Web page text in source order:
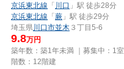
京浜東北線 「 川口 」駅 徒歩28分
京浜東北線 「 蕨 」駅 徒歩29分
埼玉県川口市並木 ３丁目5-6
9.8万円
築年数：築1年未満 ｜募集中： 1室
階数：12階建